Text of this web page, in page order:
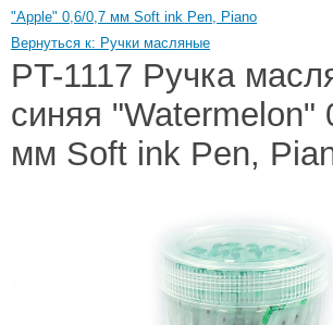
"Apple" 0,6/0,7 мм Soft ink Pen, Piano
Вернуться к: Ручки масляные
PT-1117 Ручка
синяя "Watermelon"
мм Soft ink Pen,